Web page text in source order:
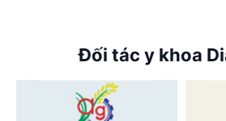
Đối tác y khoa